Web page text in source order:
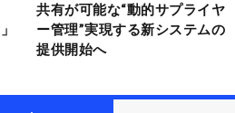
共有が可能な“動的サプライヤ
ー管理”実現する新システムの
提供開始へ